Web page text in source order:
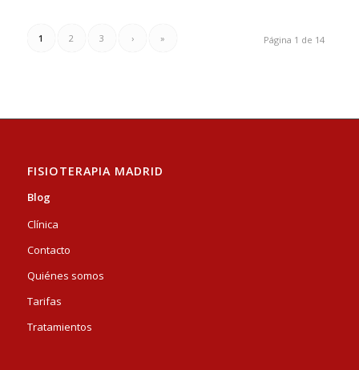
Página 1 de 14
1 2 3 › »
FISIOTERAPIA MADRID
Blog
Clínica
Contacto
Quiénes somos
Tarifas
Tratamientos